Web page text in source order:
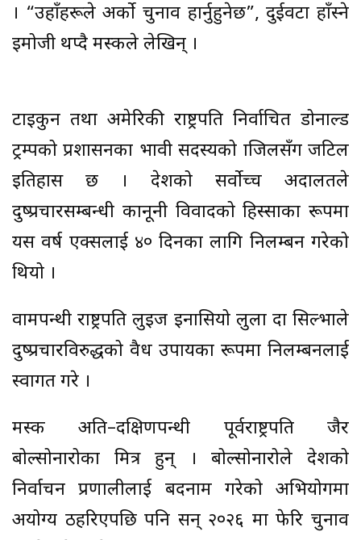
। “उहाँहरूले अर्को चुनाव हार्नुहुनेछ”, दुईवटा हाँस्ने
इमोजी थप्दै मस्कले लेखिन् ।
टाइकुन तथा अमेरिकी राष्ट्रपति निर्वाचित डोनाल्ड
ट्रम्पको प्रशासनका भावी सदस्यको ब्राजिलसँग जटिल
इतिहास छ । देशको सर्वोच्च अदालतले
दुष्प्रचारसम्बन्धी कानूनी विवादको हिस्साका रूपमा
यस वर्ष एक्सलाई ४० दिनका लागि निलम्बन गरेको
थियो ।
वामपन्थी राष्ट्रपति लुइज इनासियो लुला दा सिल्भाले
दुष्प्रचारविरुद्धको वैध उपायका रूपमा निलम्बनलाई
स्वागत गरे ।
मस्क अति–दक्षिणपन्थी पूर्वराष्ट्रपति जैर
बोल्सोनारोका मित्र हुन् । बोल्सोनारोले देशको
निर्वाचन प्रणालीलाई बदनाम गरेको अभियोगमा
अयोग्य ठहरिएपछि पनि सन् २०२६ मा फेरि चुनाव